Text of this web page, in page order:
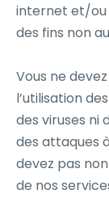
internet et/ou
des fins non
Vous ne
l’utilisation
des viruses ni
des attaques
devez pas
de nos